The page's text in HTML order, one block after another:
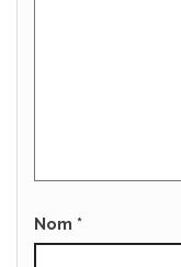
Nom *